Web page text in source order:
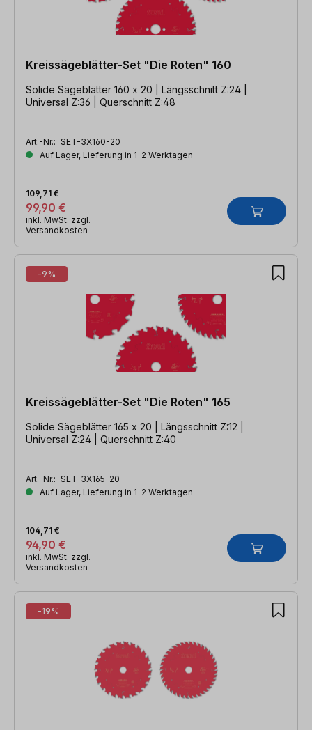
Kreissägeblätter-Set "Die Roten" 160
Solide Sägeblätter 160 x 20 | Längsschnitt Z:24 |
Universal Z:36 | Querschnitt Z:48
Art.-Nr.: SET-3X160-20
Auf Lager, Lieferung in 1-2 Werktagen
99,90 €
109,71 €
inkl. MwSt. zzgl.
Versandkosten
-9%
Kreissägeblätter-Set "Die Roten" 165
Solide Sägeblätter 165 x 20 | Längsschnitt Z:12 |
Universal Z:24 | Querschnitt Z:40
Art.-Nr.: SET-3X165-20
Auf Lager, Lieferung in 1-2 Werktagen
94,90 €
104,71 €
inkl. MwSt. zzgl.
Versandkosten
-19%